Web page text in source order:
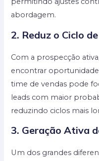
abordagem.
2. Reduz o Ciclo
Com a prospecção
encontrar
time de vendas pode
leads com maior
reduzindo ciclos mais
3. Geração Ativa
Um dos grandes